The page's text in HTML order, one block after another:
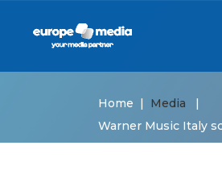
Home | Media
|
Warner Music Italy